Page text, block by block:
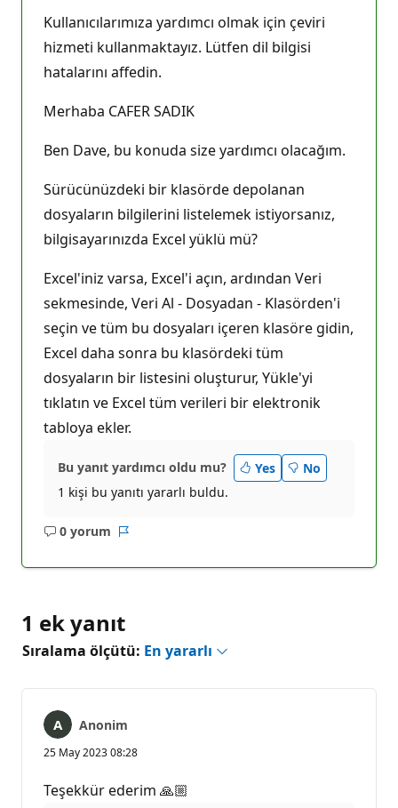
ı
n
l
ı
k
a
Kullanıcılarımıza yardımcı olmak için çeviri
hizmeti kullanmaktayız. Lütfen dil bilgisi
hatalarını affedin.
Merhaba CAFER SADIK
Ben Dave, bu konuda size yardımcı olacağım.
Sürücünüzdeki bir klasörde depolanan
dosyaların bilgilerini listelemek istiyorsanız,
bilgisayarınızda Excel yüklü mü?
Excel'iniz varsa, Excel'i açın, ardından Veri
sekmesinde, Veri Al - Dosyadan - Klasörden'i
seçin ve tüm bu dosyaları içeren klasöre gidin,
Excel daha sonra bu klasördeki tüm
dosyaların bir listesini oluşturur, Yükle'yi
tıklatın ve Excel tüm verileri bir elektronik
tabloya ekler.
Bu yanıt yardımcı oldu mu? Yes
No
1 kişi bu yanıtı yararlı buldu.
0 yorum
Açıklama
1 ek yanıt
Sıralama ölçütü: En yararlı
Anonim
25 May 2023 08:28
Teşekkür ederim 🙏🏼